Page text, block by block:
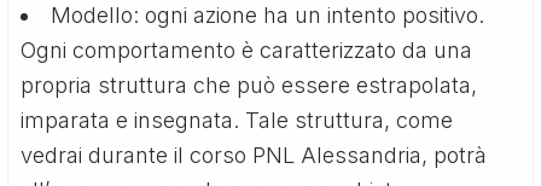
Modello: ogni azione ha un intento positivo.
Ogni comportamento è caratterizzato da una
propria struttura che può essere estrapolata,
imparata e insegnata. Tale struttura, come
vedrai durante il corso PNL Alessandria, potrà